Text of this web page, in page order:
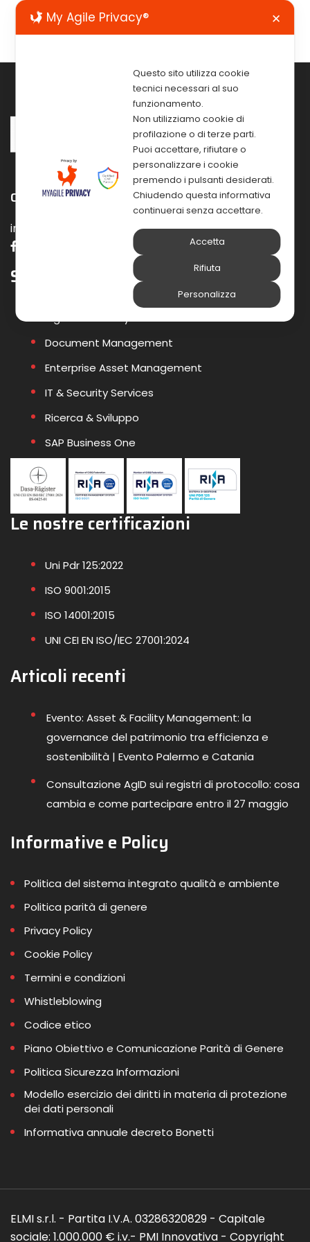
Contattaci e seguici sui nostri social
info@pec.elmisrl.eu info@elmisoftware.com
Soluzioni
Document Management
Enterprise Asset Management
IT & Security Services
Ricerca & Sviluppo
SAP Business One
Le nostre certificazioni
Uni Pdr 125:2022
ISO 9001:2015
ISO 14001:2015
UNI CEI EN ISO/IEC 27001:2024
Articoli recenti
Evento: Asset & Facility Management: la
governance del patrimonio tra efficienza e
sostenibilità | Evento Palermo e Catania
Consultazione AgID sui registri di protocollo: cosa
cambia e come partecipare entro il 27 maggio
Informative e Policy
Politica del sistema integrato qualità e ambiente
Politica parità di genere
Privacy Policy
Cookie Policy
Termini e condizioni
Whistleblowing
Codice etico
Piano Obiettivo e Comunicazione Parità di Genere
Politica Sicurezza Informazioni
Modello esercizio dei diritti in materia di protezione
dei dati personali
Informativa annuale decreto Bonetti
ELMI s.r.l. - Partita I.V.A. 03286320829 - Capitale
sociale: 1.000.000 € i.v.- PMI Innovativa - Copyright
My Agile Privacy® ✕
Questo sito utilizza cookie
tecnici necessari al suo
funzionamento.
Non utilizziamo cookie di
profilazione o di terze parti.
Puoi accettare, rifiutare o
personalizzare i cookie
premendo i pulsanti desiderati.
Chiudendo questa informativa
continuerai senza accettare.
Accetta
Rifiuta
Personalizza